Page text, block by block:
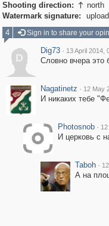
Shooting direction:  north
Watermark signature:
4
Sign in to share your
D
Dig73 · 13 April 2014,
Словно вчера это
Nagatinetz · 12 May
И никаких тебе
Photosnob ·
И церковь с
Taboh ·
А на